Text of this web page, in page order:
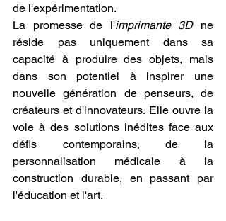
de l'expérimentation.
La promesse de l'imprimante 3D ne
réside pas uniquement dans sa
capacité à produire des objets, mais
dans son potentiel à inspirer une
nouvelle génération de penseurs, de
créateurs et d'innovateurs. Elle ouvre la
voie à des solutions inédites face aux
défis contemporains, de la
personnalisation médicale à la
construction durable, en passant par
l'éducation et l'art.